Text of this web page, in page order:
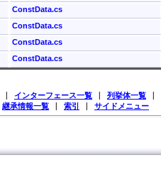
ConstData.cs
ConstData.cs
ConstData.cs
ConstData.cs
インターフェース一覧 列挙体一覧
継承情報一覧 索引 サイドメニュー